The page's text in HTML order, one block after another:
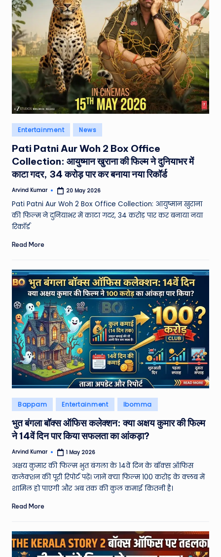
e
a
t
h
er
,
T
e
c
h
&
M
o
vi
e
N
e
w
s
A
ro
u
n
d
T
h
e
W
o
rl
d
Posted
in
Entertainment News
Pati Patni Aur Woh 2 Box Office
Collection: आयुष्मान खुराना की फिल्म ने दुनियाभर में
काटा गदर, 34 करोड़ पार कर बनाया नया रिकॉर्ड
Posted
Arvind Kumar 20 May 2026
Pati Patni Aur Woh 2 Box Office Collection: आयुष्मान खुराना
की फिल्म ने दुनियाभर में काटा गदर, 34 करोड़ पार कर बनाया नया
रिकॉर्ड
Read More
Posted
in
Bappam Entertainment Ibomma
भुत बंगला बॉक्स ऑफिस कलेक्शन: क्या अक्षय कुमार की फिल्म
ने 14वें दिन पार किया सफलता का आंकड़ा?
Posted
Arvind Kumar 1 May 2026
अक्षय कुमार की फिल्म भुत बंगला के 14वें दिन के बॉक्स ऑफिस
कलेक्शन की पूरी रिपोर्ट पढ़ें। जानें क्या फिल्म 100 करोड़ के क्लब में
शामिल हो पाएगी और अब तक की कुल कमाई कितनी है।
Read More